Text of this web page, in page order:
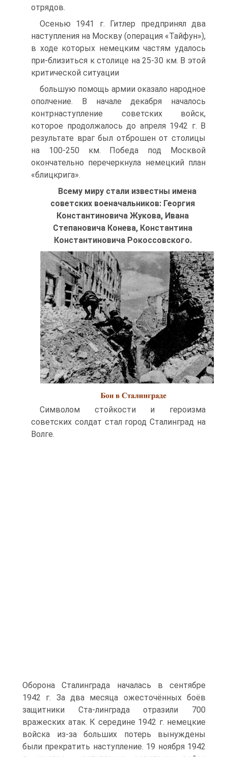
отрядов.
Осенью 1941 г. Гитлер предпринял два
наступления на Москву (операция «Тайфун»),
в ходе которых немецким частям удалось
при-близиться к столице на 25-30 км. В этой
критической ситуации
большую помощь армии оказало народное
ополчение. В начале декабря началось
контрнаступление советских войск,
которое продолжалось до апреля 1942 г. В
результате враг был отброшен от столицы
на 100-250 км. Победа под Москвой
окончательно перечеркнула немецкий план
«блицкрига».
Всему миру стали известны имена
советских военачальников: Георгия
Константиновича Жукова, Ивана
Степановича Конева, Константина
Константиновича Рокоссовского.
Символом стойкости и героизма
советских солдат стал город Сталинград на
Волге.
Оборона Сталинграда началась в сентябре
1942 г. За два месяца ожесточённых боёв
защитники Ста-линграда отразили 700
вражеских атак. К середине 1942 г. немецкие
войска из-за больших потерь вынуждены
были прекратить наступление. 19 ноября 1942